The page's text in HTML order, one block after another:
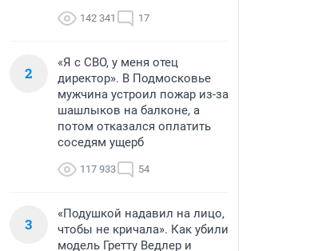
142 341 17
2
«Я с СВО, у меня отец
директор». В Подмосковье
мужчина устроил пожар из-за
шашлыков на балконе, а
потом отказался оплатить
соседям ущерб
117 933 54
3
«Подушкой надавил на лицо,
чтобы не кричала». Как убили
модель Гретту Ведлер и